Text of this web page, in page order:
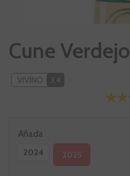
Cune Verdejo
VIVINO 3,4
Añada
2024 2025